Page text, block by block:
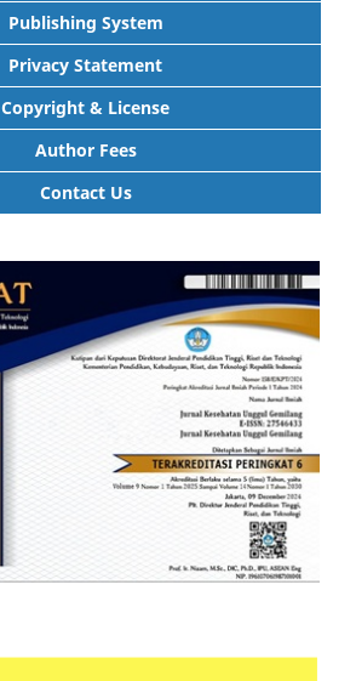
Publishing System
Privacy Statement
Copyright & License
Author Fees
Contact Us